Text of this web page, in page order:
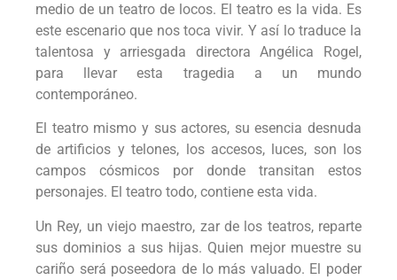
medio de un teatro de locos. El teatro es la vida. Es
este escenario que nos toca vivir. Y así lo traduce la
talentosa y arriesgada directora Angélica Rogel,
para llevar esta tragedia a un mundo
contemporáneo.
El teatro mismo y sus actores, su esencia desnuda
de artificios y telones, los accesos, luces, son los
campos cósmicos por donde transitan estos
personajes. El teatro todo, contiene esta vida.
Un Rey, un viejo maestro, zar de los teatros, reparte
sus dominios a sus hijas. Quien mejor muestre su
cariño será poseedora de lo más valuado. El poder